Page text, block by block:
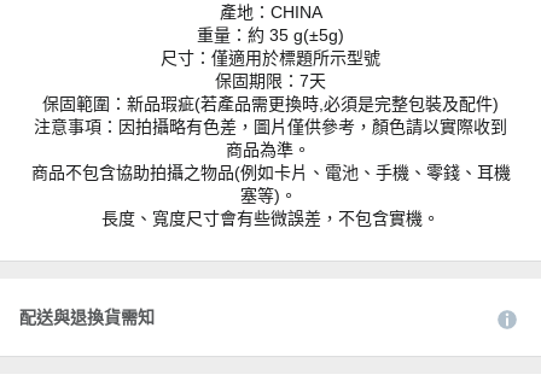
產地：CHINA
重量：約 35 g(±5g)
尺寸：僅適用於標題所示型號
保固期限：7天
保固範圍：新品瑕疵(若產品需更換時,必須是完整包裝及配件)
注意事項：因拍攝略有色差，圖片僅供參考，顏色請以實際收到
商品為準。
商品不包含協助拍攝之物品(例如卡片、電池、手機、零錢、耳機
塞等)。
長度、寬度尺寸會有些微誤差，不包含實機。
配送與退換貨需知